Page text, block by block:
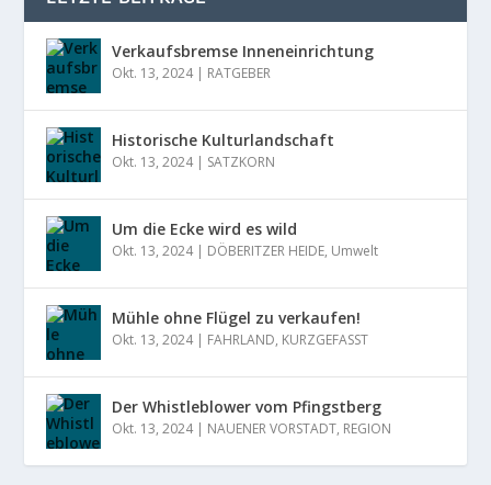
Verkaufsbremse Inneneinrichtung
Okt. 13, 2024| RATGEBER
Historische Kulturlandschaft
Okt. 13, 2024| SATZKORN
Um die Ecke wird es wild
Okt. 13, 2024| DÖBERITZER HEIDE, Umwelt
Mühle ohne Flügel zu verkaufen!
Okt. 13, 2024| FAHRLAND, KURZGEFASST
Der Whistleblower vom Pfingstberg
Okt. 13, 2024| NAUENER VORSTADT, REGION